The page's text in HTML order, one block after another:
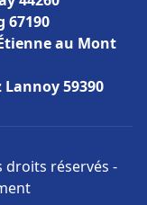
67190
au Mont
59390
droits réservés -